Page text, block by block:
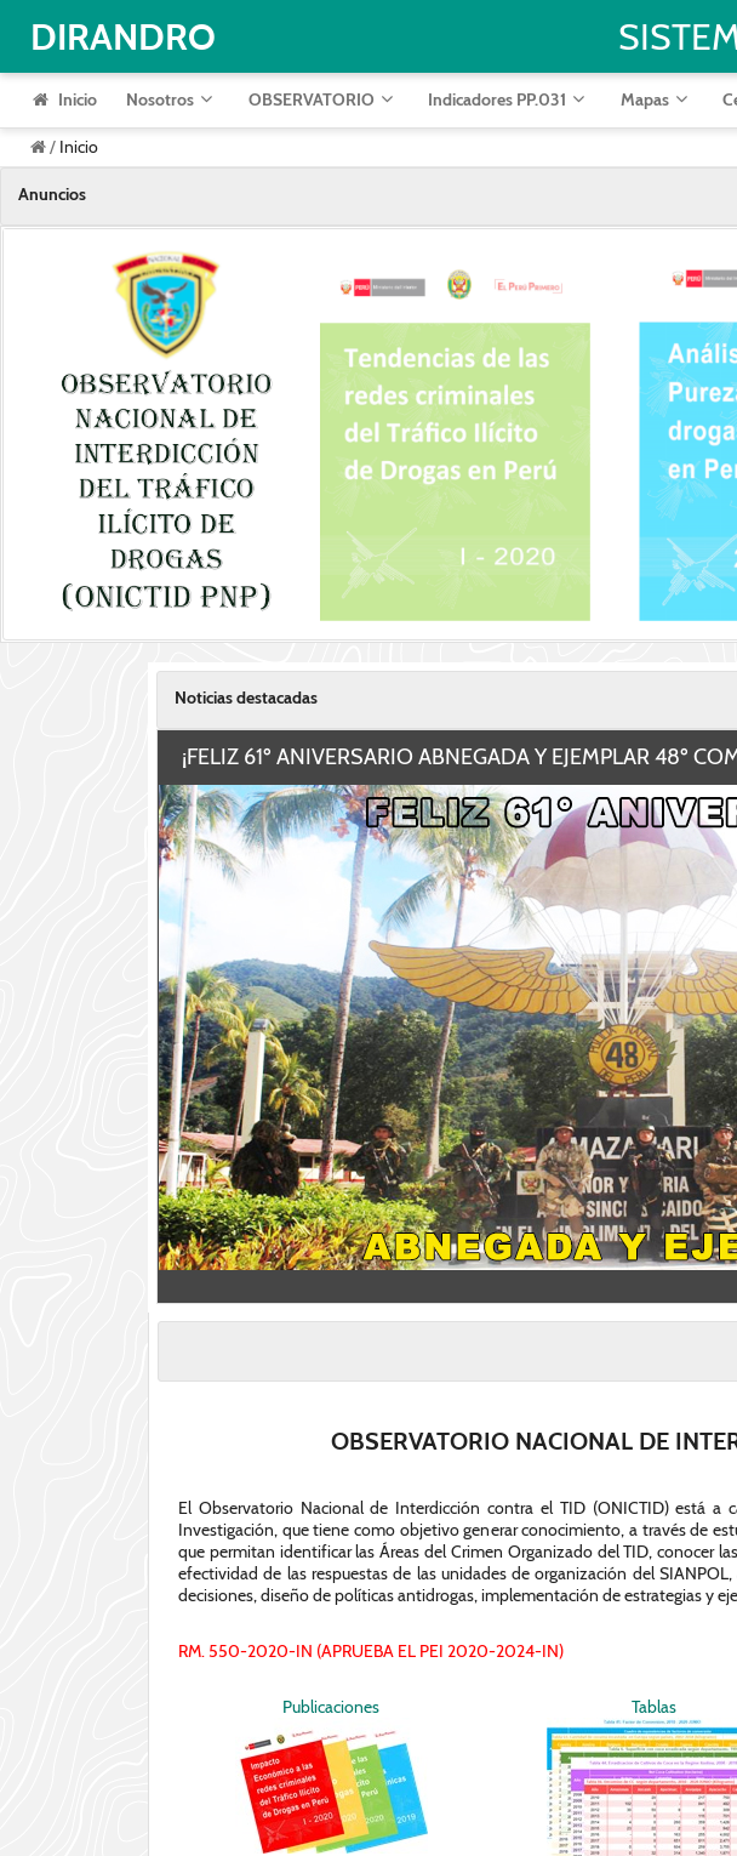
DIRANDRO
Inicio Nosotros OBSERVATORIO Indicadores PP.031 Mapas
/ Inicio
Anuncios
Noticias destacadas
¡FELIZ 61º ANIVERSARIO ABNEGADA Y EJEMPLAR 48º
OBSERVATORIO NACIONAL DE
El Observatorio Nacional de Interdicción contra el TID (ONICTID) está
Investigación, que tiene como objetivo generar conocimiento, a través de
que permitan identificar las Áreas del Crimen Organizado del TID, conocer
efectividad de las respuestas de las unidades de organización del
decisiones, diseño de políticas antidrogas, implementación de estrategias y
RM. 550-2020-IN (APRUEBA EL PEI 2020-2024-IN)
Publicaciones Tablas